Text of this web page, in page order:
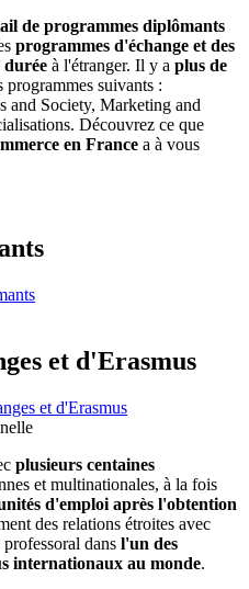
de programmes diplômants
programmes d'échange et des
durée à l'étranger. Il y a plus de
programmes suivants :
and Society, Marketing and
Découvrez ce que
en France a à vous
et d'Erasmus
et d'Erasmus
plusieurs centaines
et multinationales, à la fois
d'emploi après l'obtention
des relations étroites avec
dans l'un des
internationaux au monde.